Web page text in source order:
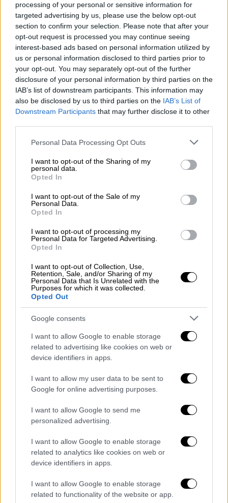
processing of your personal or sensitive information for
targeted advertising by us, please use the below opt-out
section to confirm your selection. Please note that after your
opt-out request is processed you may continue seeing
interest-based ads based on personal information utilized by
us or personal information disclosed to third parties prior to
your opt-out. You may separately opt-out of the further
disclosure of your personal information by third parties on the
IAB’s list of downstream participants. This information may
also be disclosed by us to third parties on the IAB’s List of
Downstream Participants that may further disclose it to other
Please note that this website/app uses one or more Google
not limited to your visit or usage behaviour. You may click to
grant or deny consent to Google and its third-party tags to
use your data for below specified purposes in below Google
consent section.
Personal Data Processing Opt Outs
I want to opt-out of the Sharing of my
personal data.
Opted In
I want to opt-out of the Sale of my
Personal Data.
Opted In
I want to opt-out of processing my
Personal Data for Targeted Advertising.
Opted In
I want to opt-out of Collection, Use,
Retention, Sale, and/or Sharing of my
Personal Data that Is Unrelated with the
Purposes for which it was collected.
Opted Out
Google consents
I want to allow Google to enable storage
related to advertising like cookies on web or
device identifiers in apps.
I want to allow my user data to be sent to
Google for online advertising purposes.
I want to allow Google to send me
personalized advertising.
I want to allow Google to enable storage
related to analytics like cookies on web or
device identifiers in apps.
I want to allow Google to enable storage
related to functionality of the website or app.
Viral|04.07.2026 20:35
«Τα χάλασες όλα, χαζή ξένη»: Η
εφαρμογή εκμάθησης ελληνικών που
σε βρίζει αν κάνεις λάθος - Επικά
βίντεο
Οι κλοπές το τελευταίο διάστημα είχαν γίνει
μάστιγα κι έτσιένας από τους κατοίκους
της γειτονιάς μάζεψε τους υπόλοιπους και
και αν κρίνουμε και από το αποτέλεσμα, με
πολύ ενθουσιασμό.
Τα θύματα των κλοπών έφτιαξαν μια ομάδα
περιφρούρησης και περίμεναν το επόμενο
χτύπημα. Όταν τέσσερις επίδοξοι
διαρρήκτες εμφανίστηκαν μέσα στη νύχτα,
έβαλαν μπροστά το σχέδιό τους. Αρχικά
τους αιφνιδίασαν και αφού τους
εξουδετέρωσαν, τους έδεσαν με μονωτική
ταινία. Τόσο σφιχτά που ήταν αδύνατον να
κινηθούν. Στο μεσοδιάστημα και μέχρι να
έρθει η αστυνομία, τους έντυσαν με
αυτοσχέδιες στολές σαν τους χαρακτήρες
της δημοφιλούς παιδικής τηλεοπτικής
σειράς Teletubbies.
Το βίντεο ανέβηκε στο X και πολύ γρήγορα
κέρδισε χιλιάδες προβολές και πολλά
αποθεωτικά σχόλια...
tired of the constant thefts and,
together with his neighbors, decided
At night, they managed to catch four